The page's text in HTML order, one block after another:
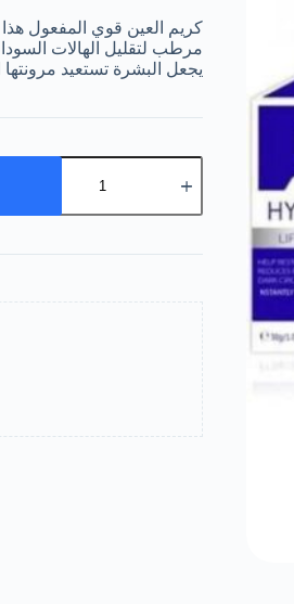
هو:
195,00 EGP.
هو:
165,00 EGP.
كريم العين قوي المفعول
مرطب لتقليل الهالات
يجعل البشرة تستعيد مرونتها
كمية
د.راشيل
تقليل
النتفاخ
والهالات
-
30جم